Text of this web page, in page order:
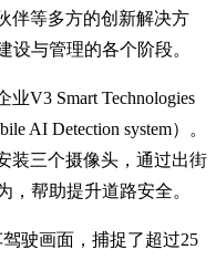
伴等多方的创新解决方
与管理的各个阶段。
V3 Smart Technologies
AI Detection system）。
装三个摄像头，通过出街
帮助提升道路安全。
驶画面，捕捉了超过25